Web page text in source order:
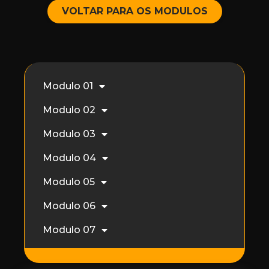
VOLTAR PARA OS MODULOS
Modulo 01
Modulo 02
Modulo 03
Modulo 04
Modulo 05
Modulo 06
Modulo 07